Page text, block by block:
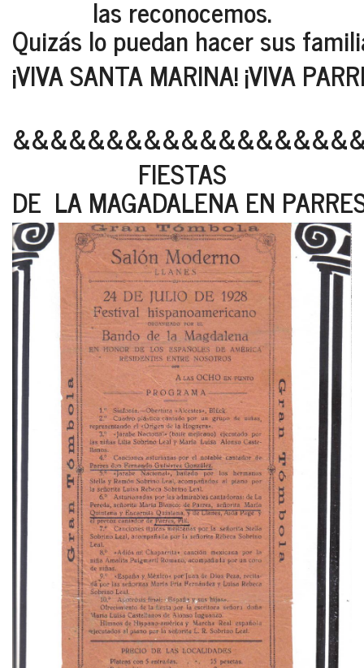
las reconocemos.
Quizás lo puedan hacer sus
¡VIVA SANTA MARINA! ¡VIVA
FIESTAS
DE LA MAGADALENA EN